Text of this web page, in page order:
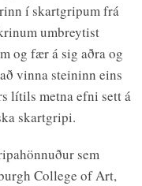
í skartgripum frá
umbreytist
og fær á sig aðra og
vinna steininn eins
lítils metna efni sett á
skartgripi.
sem
College of Art,